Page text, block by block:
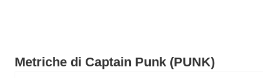
Metriche di Captain Punk (PUNK)